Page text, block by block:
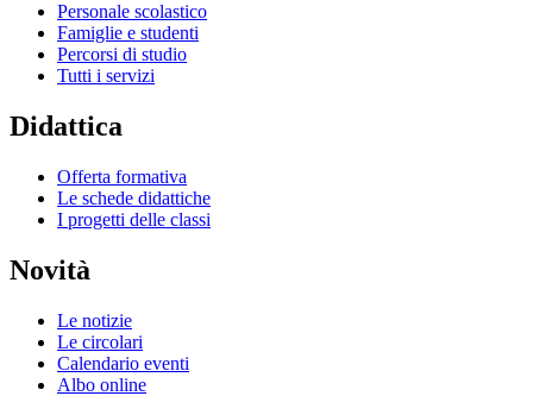
Personale scolastico
Famiglie e studenti
Percorsi di studio
Tutti i servizi
Didattica
Offerta formativa
Le schede didattiche
I progetti delle classi
Novità
Le notizie
Le circolari
Calendario eventi
Albo online